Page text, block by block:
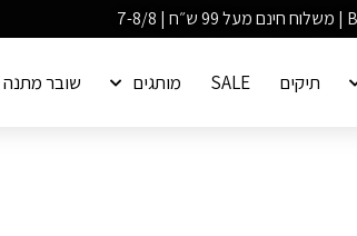
תיקים SALE מותגים שובר מתנה